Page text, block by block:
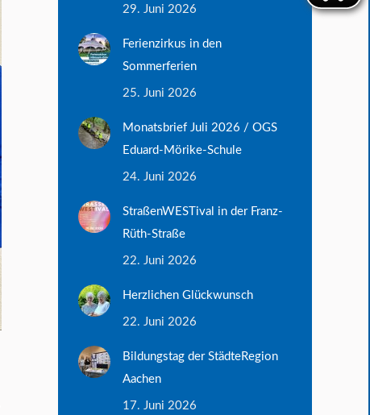
29. Juni 2026
Ferienzirkus in den
Sommerferien
25. Juni 2026
Monatsbrief Juli 2026 / OGS
Eduard-Mörike-Schule
24. Juni 2026
StraßenWESTival in der Franz-
Rüth-Straße
22. Juni 2026
Herzlichen Glückwunsch
22. Juni 2026
Bildungstag der StädteRegion
Aachen
17. Juni 2026